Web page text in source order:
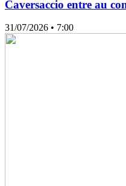
Caversaccio entre au
31/07/2026 • 7:00